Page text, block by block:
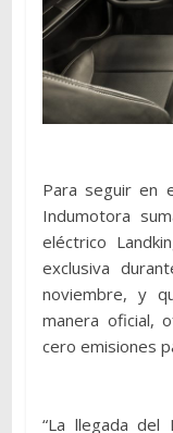
Para seguir en
Indumotora
eléctrico
exclusiva
noviembre, y
manera oficial,
cero emisiones
“La llegada del